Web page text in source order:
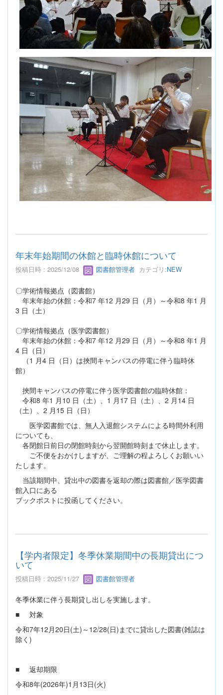
年末年始期間の休館と臨時休館について
投稿日時 : 2025/12/08 図書館管理者 カテゴリ:NEW
〇学術情報拠点（図書館）
年末年始の休館：令和7 年12 月29 日（月）～令和8 年1 月
3 日（土）
〇学術情報拠点（医学図書館）
年末年始の休館：令和7 年12 月29 日（月）～令和8 年1 月
4 日（日）
（1 月4 日（日）は挾間キャンパスの停電に伴う臨時休
館）
挾間キャンパスの停電に伴う医学図書館の臨時休館：
令和8 年1 月10 日（土）、1 月17 日（土）、2 月14 日
（土）、2 月15 日（日）
医学図書館では、無人入退館システムによる時間外利用
についても、
各閉館日前日の閉館時刻から翌開館時刻まで休止します。
ご不便をおかけしますが、ご理解の程よろしくお願いい
たします。
当該期間中、貸出中の図書を返却の際は図書館／医学図書
館入口にある
ブックポストに投函してください。
【学内者限定】冬季休業期間中の長期貸出につ
いて
投稿日時 : 2025/11/27 図書館管理者
冬季休業に伴う長期貸し出しを実施します。
■ 対象
令和7年12月20日(土)～12/28(日)までに貸出した図書(雑誌は
除く)
■ 返却期限
令和8年(2026年)1月13日(火)